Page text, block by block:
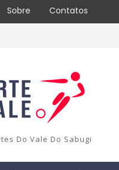
Sobre Contatos
Do Vale Do Sabugi